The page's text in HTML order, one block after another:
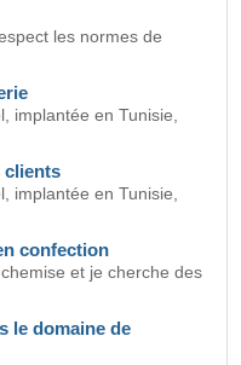
les normes de
implantée en Tunisie,
clients
implantée en Tunisie,
confection
et je cherche des
le domaine de